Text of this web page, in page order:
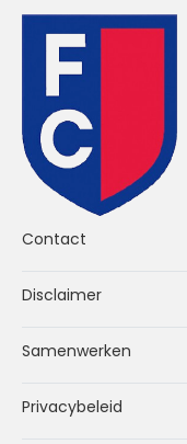
Contact
Disclaimer
Samenwerken
Privacybeleid